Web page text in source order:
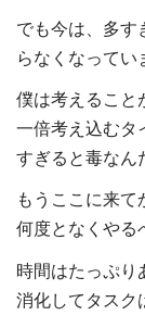
でも今は、多す
らなくなってい
僕は考えること
一倍考え込むタ
すぎると毒なん
もうここに来て
何度となくやる
時間はたっぷり
消化してタスク